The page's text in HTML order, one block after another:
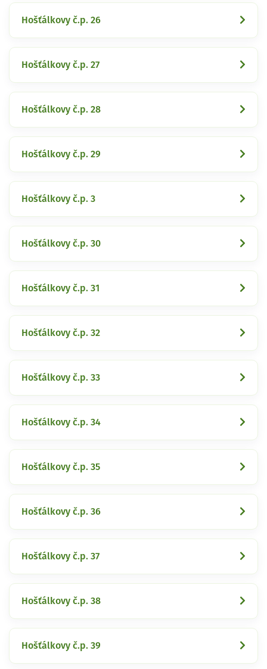
Hošťálkovy č.p. 26
Hošťálkovy č.p. 27
Hošťálkovy č.p. 28
Hošťálkovy č.p. 29
Hošťálkovy č.p. 3
Hošťálkovy č.p. 30
Hošťálkovy č.p. 31
Hošťálkovy č.p. 32
Hošťálkovy č.p. 33
Hošťálkovy č.p. 34
Hošťálkovy č.p. 35
Hošťálkovy č.p. 36
Hošťálkovy č.p. 37
Hošťálkovy č.p. 38
Hošťálkovy č.p. 39